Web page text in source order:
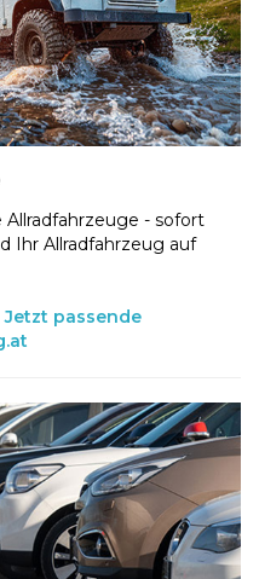
- sofort
Ihr Allradfahrzeug auf
passende